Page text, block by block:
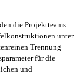
die Projektteams
unter
Trennung
für die
und